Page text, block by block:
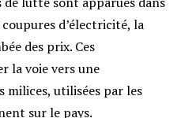
d’électricité, la
des prix. Ces
la voie vers une
milices, utilisées par les
sur le pays.